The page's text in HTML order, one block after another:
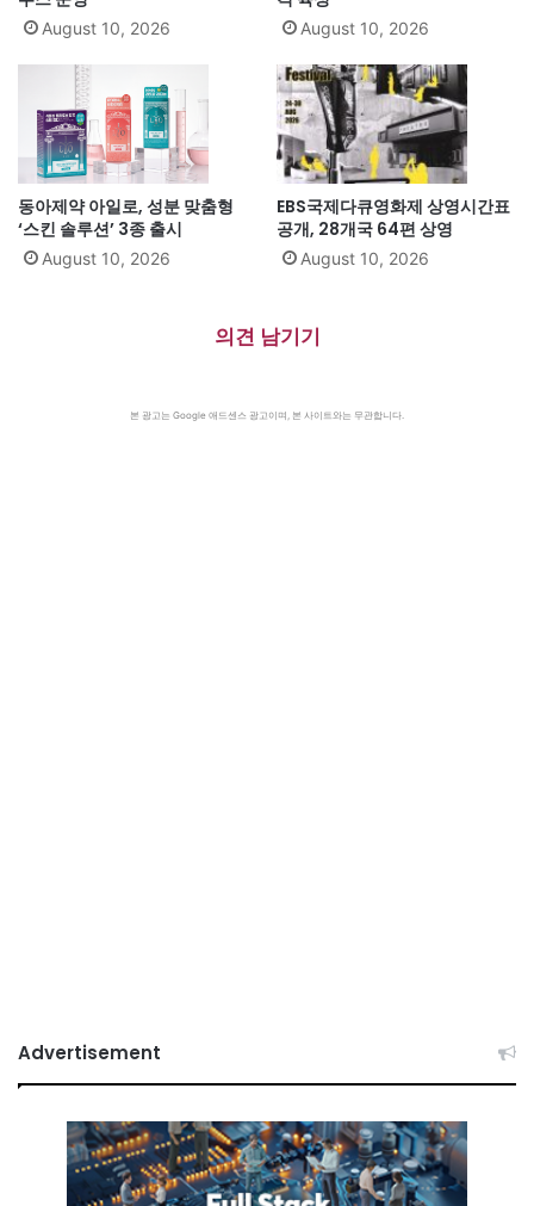
August 10, 2026 August 10, 2026
동아제약 아일로, 성분 맞춤형
‘스킨 솔루션’ 3종 출시
August 10, 2026
EBS국제다큐영화제 상영시간표
공개, 28개국 64편 상영
August 10, 2026
의견 남기기
본 광고는 Google 애드센스 광고이며, 본 사이트와는 무관합니다.
Advertisement